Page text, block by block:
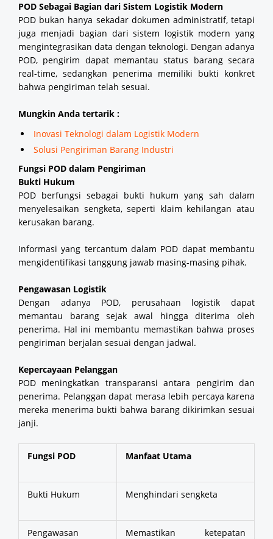
POD Sebagai Bagian dari Sistem Logistik Modern
POD bukan hanya sekadar dokumen administratif, tetapi
juga menjadi bagian dari sistem logistik modern yang
mengintegrasikan data dengan teknologi. Dengan adanya
POD, pengirim dapat memantau status barang secara
real-time, sedangkan penerima memiliki bukti konkret
bahwa pengiriman telah sesuai.
Mungkin Anda tertarik :
Inovasi Teknologi dalam Logistik Modern
Solusi Pengiriman Barang Industri
Fungsi POD dalam Pengiriman
Bukti Hukum
POD berfungsi sebagai bukti hukum yang sah dalam
menyelesaikan sengketa, seperti klaim kehilangan atau
kerusakan barang.
Informasi yang tercantum dalam POD dapat membantu
mengidentifikasi tanggung jawab masing-masing pihak.
Pengawasan Logistik
Dengan adanya POD, perusahaan logistik dapat
memantau barang sejak awal hingga diterima oleh
penerima. Hal ini membantu memastikan bahwa proses
pengiriman berjalan sesuai dengan jadwal.
Kepercayaan Pelanggan
POD meningkatkan transparansi antara pengirim dan
penerima. Pelanggan dapat merasa lebih percaya karena
mereka menerima bukti bahwa barang dikirimkan sesuai
janji.
Fungsi POD Manfaat Utama
Bukti Hukum Menghindari sengketa
Pengawasan
Memastikan ketepatan